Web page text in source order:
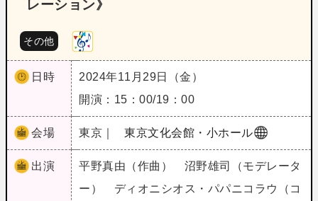
レーション》
その他
日時
2024年11月29日（金）
開演：15：00/19：00
会場 東京｜ 東京文化会館・小ホール
出演
平野真由（作曲） 沼野雄司（モデレータ
ー） ディオニシオス・パパニコラウ（コ